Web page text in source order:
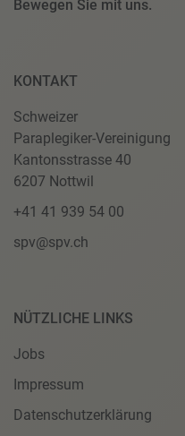
Bewegen Sie mit uns.
KONTAKT
Schweizer
Paraplegiker-Vereinigung
Kantonsstrasse 40
6207 Nottwil
+41 41 939 54 00
spv@spv.ch
NÜTZLICHE LINKS
Jobs
Impressum
Datenschutzerklärung